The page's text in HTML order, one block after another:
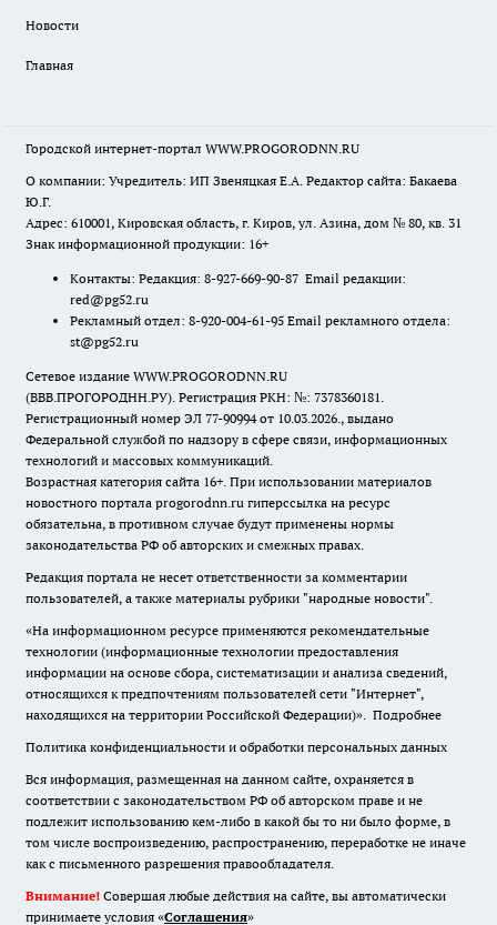
Новости
Главная
Городской интернет-портал WWW.PROGORODNN.RU
О компании: Учредитель: ИП Звеняцкая Е.А. Редактор сайта: Бакаева
Ю.Г.
Адрес: 610001, Кировская область, г. Киров, ул. Азина, дом № 80, кв. 31
Знак информационной продукции: 16+
Контакты: Редакция: 8-927-669-90-87 Email редакции:
red@pg52.ru
Рекламный отдел: 8-920-004-61-95 Email рекламного отдела:
st@pg52.ru
Сетевое издание WWW.PROGORODNN.RU
(ВВВ.ПРОГОРОДНН.РУ). Регистрация РКН: №: 7378360181.
Регистрационный номер ЭЛ 77-90994 от 10.03.2026., выдано
Федеральной службой по надзору в сфере связи, информационных
технологий и массовых коммуникаций.
Возрастная категория сайта 16+. При использовании материалов
новостного портала progorodnn.ru гиперссылка на ресурс
обязательна, в противном случае будут применены нормы
законодательства РФ об авторских и смежных правах.
Редакция портала не несет ответственности за комментарии
пользователей, а также материалы рубрики "народные новости".
«На информационном ресурсе применяются рекомендательные
технологии (информационные технологии предоставления
информации на основе сбора, систематизации и анализа сведений,
относящихся к предпочтениям пользователей сети "Интернет",
находящихся на территории Российской Федерации)». Подробнее
Политика конфиденциальности и обработки персональных данных
Вся информация, размещенная на данном сайте, охраняется в
соответствии с законодательством РФ об авторском праве и не
подлежит использованию кем-либо в какой бы то ни было форме, в
том числе воспроизведению, распространению, переработке не иначе
как с письменного разрешения правообладателя.
Внимание! Совершая любые действия на сайте, вы автоматически
принимаете условия «Cоглашения»